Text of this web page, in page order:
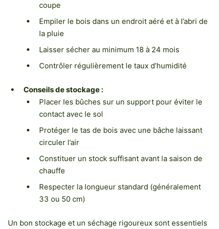
coupe
Empiler le bois dans un endroit aéré et à l’abri de
la pluie
Laisser sécher au minimum 18 à 24 mois
Contrôler régulièrement le taux d’humidité
Conseils de stockage :
Placer les bûches sur un support pour éviter le
contact avec le sol
Protéger le tas de bois avec une bâche laissant
circuler l’air
Constituer un stock suffisant avant la saison de
chauffe
Respecter la longueur standard (généralement
33 ou 50 cm)
Un bon stockage et un séchage rigoureux sont essentiels